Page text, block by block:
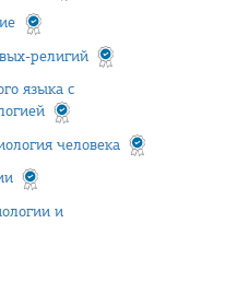
религий
языка с
человека
и